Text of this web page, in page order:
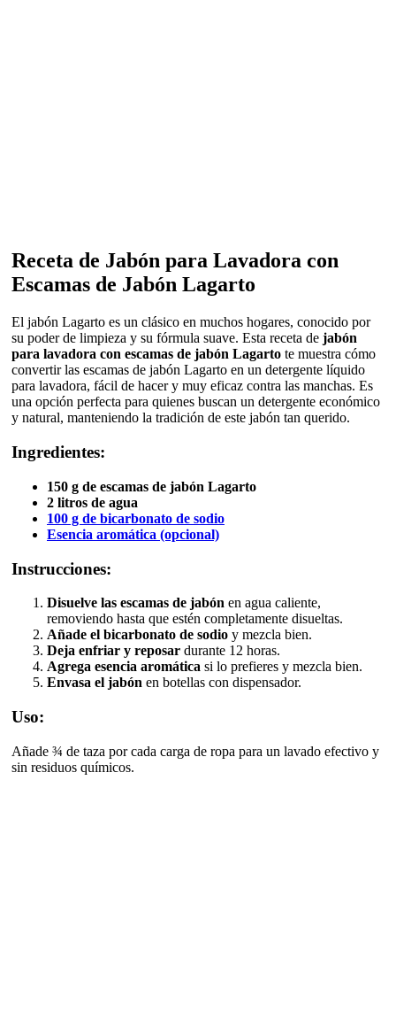
Receta de Jabón para Lavadora con
Escamas de Jabón Lagarto
El jabón Lagarto es un clásico en muchos hogares, conocido por
su poder de limpieza y su fórmula suave. Esta receta de jabón
para lavadora con escamas de jabón Lagarto te muestra cómo
convertir las escamas de jabón Lagarto en un detergente líquido
para lavadora, fácil de hacer y muy eficaz contra las manchas. Es
una opción perfecta para quienes buscan un detergente económico
y natural, manteniendo la tradición de este jabón tan querido.
Ingredientes:
150 g de escamas de jabón Lagarto
2 litros de agua
100 g de bicarbonato de sodio
Esencia aromática (opcional)
Instrucciones:
Disuelve las escamas de jabón en agua caliente,
removiendo hasta que estén completamente disueltas.
Añade el bicarbonato de sodio y mezcla bien.
Deja enfriar y reposar durante 12 horas.
Agrega esencia aromática si lo prefieres y mezcla bien.
Envasa el jabón en botellas con dispensador.
Uso:
Añade ¾ de taza por cada carga de ropa para un lavado efectivo y
sin residuos químicos.